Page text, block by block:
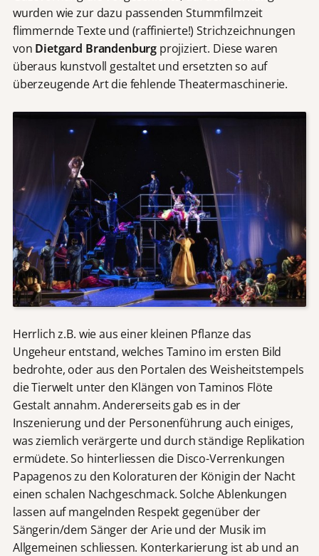
wurden wie zur dazu passenden Stummfilmzeit
flimmernde Texte und (raffinierte!) Strichzeichnungen
von Dietgard Brandenburg projiziert. Diese waren
überaus kunstvoll gestaltet und ersetzten so auf
überzeugende Art die fehlende Theatermaschinerie.
Herrlich z.B. wie aus einer kleinen Pflanze das
Ungeheur entstand, welches Tamino im ersten Bild
bedrohte, oder aus den Portalen des Weisheitstempels
die Tierwelt unter den Klängen von Taminos Flöte
Gestalt annahm. Andererseits gab es in der
Inszenierung und der Personenführung auch einiges,
was ziemlich verärgerte und durch ständige Replikation
ermüdete. So hinterliessen die Disco-Verrenkungen
Papagenos zu den Koloraturen der Königin der Nacht
einen schalen Nachgeschmack. Solche Ablenkungen
lassen auf mangelnden Respekt gegenüber der
Sängerin/dem Sänger der Arie und der Musik im
Allgemeinen schliessen. Konterkarierung ist ab und an